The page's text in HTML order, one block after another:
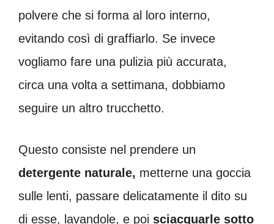
polvere che si forma al loro interno,
evitando così di graffiarlo. Se invece
vogliamo fare una pulizia più accurata,
circa una volta a settimana, dobbiamo
seguire un altro trucchetto.
Questo consiste nel prendere un
detergente naturale, metterne una goccia
sulle lenti, passare delicatamente il dito su
di esse, lavandole, e poi sciacquarle sotto